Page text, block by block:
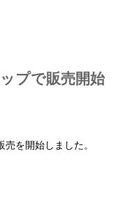
プで販売開始
を開始しました。